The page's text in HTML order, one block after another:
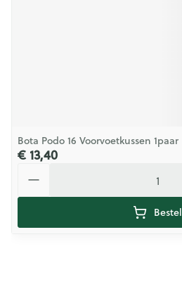
Bota Podo 16 Voorvoetkussen 1paar
€ 13,40
Bestel